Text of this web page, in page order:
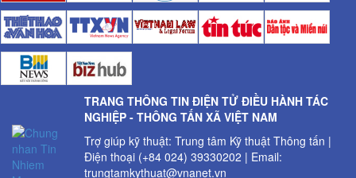
TRANG THÔNG TIN ĐIỆN TỬ ĐIỀU HÀNH TÁC
NGHIỆP - THÔNG TẤN XÃ VIỆT NAM
Trợ giúp kỹ thuật: Trung tâm Kỹ thuật Thông tấn |
Điện thoại (+84 024) 39330202 | Email:
trungtamkythuat@vnanet.vn